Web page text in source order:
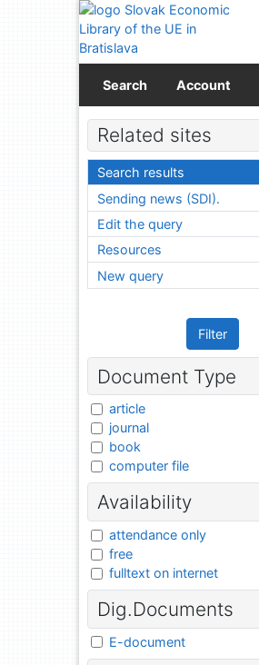
Go to content
Go to menu
Accessibility declaration
Search Account
Related sites
Search results
Sending news (SDI).
Edit the query
Resources
New query
Filter
Document Type
article
journal
book
computer file
Availability
attendance only
free
fulltext on internet
Dig.Documents
E-document